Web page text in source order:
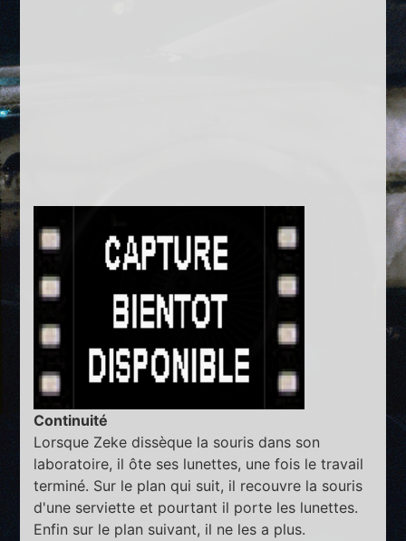
Continuité
Lorsque Zeke dissèque la souris dans son
laboratoire, il ôte ses lunettes, une fois le travail
terminé. Sur le plan qui suit, il recouvre la souris
d'une serviette et pourtant il porte les lunettes.
Enfin sur le plan suivant, il ne les a plus.